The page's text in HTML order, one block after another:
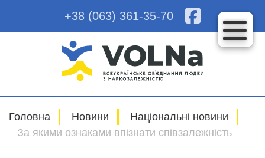
+38 (063) 361-35-70
Головна Новини
Національні новини
За якими ознаками впізнати співзалежність